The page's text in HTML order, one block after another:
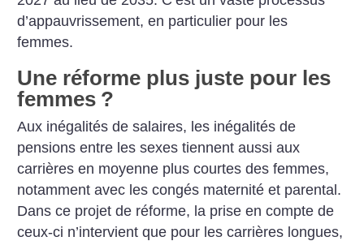
d’appauvrissement, en particulier pour les
femmes.
Une réforme plus juste pour les
femmes ?
Aux inégalités de salaires, les inégalités de
pensions entre les sexes tiennent aussi aux
carrières en moyenne plus courtes des femmes,
notamment avec les congés maternité et parental.
Dans ce projet de réforme, la prise en compte de
ceux-ci n’intervient que pour les carrières longues,